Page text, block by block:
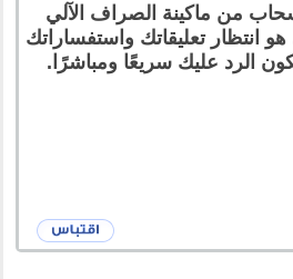
من ماكينة الصراف الآلي
انتظار تعليقاتك واستفساراتك
الرد عليك سريعًا ومباشرًا.